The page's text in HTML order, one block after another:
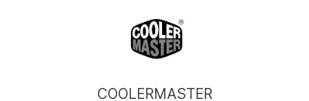
COOLERMASTER